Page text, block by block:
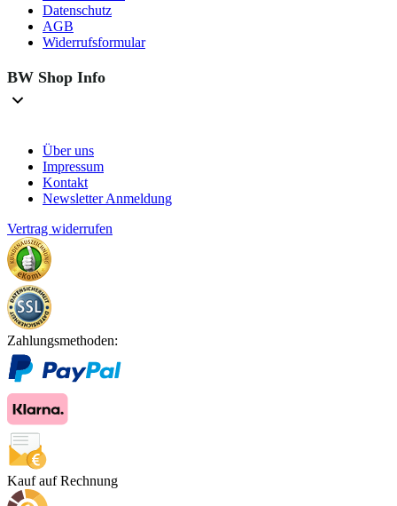
Datenschutz
AGB
Widerrufsformular
BW Shop Info
Über uns
Impressum
Kontakt
Newsletter Anmeldung
Vertrag widerrufen
Zahlungsmethoden:
Kauf auf Rechnung